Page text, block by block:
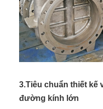
3.Tiêu chuẩn thiết kế
đường kính lớn